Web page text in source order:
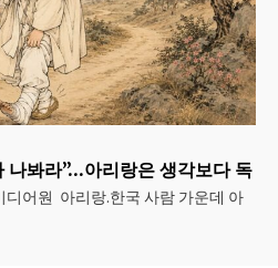
나봐라”…아리랑은 생각보다 독
디어원 아리랑.한국 사람 가운데 아